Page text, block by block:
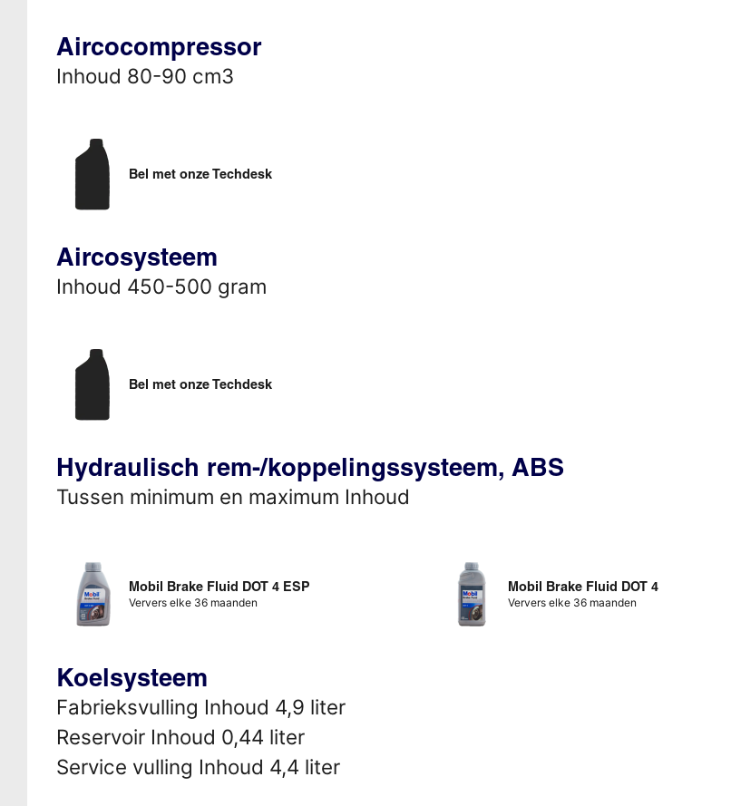
Aircocompressor
Inhoud 80-90 cm3
Bel met onze Techdesk
Aircosysteem
Inhoud 450-500 gram
Bel met onze Techdesk
Hydraulisch rem-/koppelingssysteem, ABS
Tussen minimum en maximum Inhoud
Mobil Brake Fluid DOT 4 ESP
Ververs elke 36 maanden
Mobil Brake Fluid DOT 4
Ververs elke 36 maanden
Koelsysteem
Fabrieksvulling Inhoud 4,9 liter
Reservoir Inhoud 0,44 liter
Service vulling Inhoud 4,4 liter